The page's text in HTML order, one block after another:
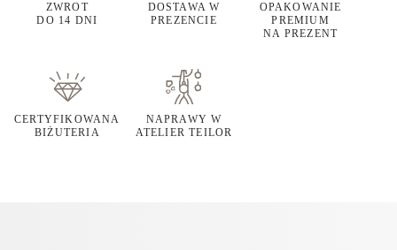
ZWROT
DO 14 DNI
DOSTAWA W
PREZENCIE
OPAKOWANIE
PREMIUM
NA PREZENT
CERTYFIKOWANA
BIŻUTERIA
NAPRAWY W
ATELIER TEILOR